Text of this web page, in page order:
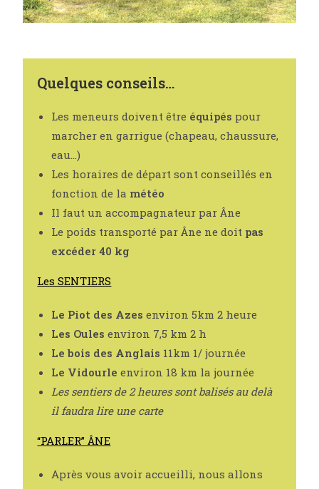
Quelques conseils…
Les meneurs doivent être équipés pour
marcher en garrigue (chapeau, chaussure,
eau…)
Les horaires de départ sont conseillés en
fonction de la météo
Il faut un accompagnateur par Âne
Le poids transporté par Âne ne doit pas
excéder 40 kg
Les SENTIERS
Le Piot des Azes environ 5km 2 heure
Les Oules environ 7,5 km 2 h
Le bois des Anglais 11km 1/ journée
Le Vidourle environ 18 km la journée
Les sentiers de 2 heures sont balisés au delà
il faudra lire une carte
“PARLER” ÂNE
Après vous avoir accueilli, nous allons